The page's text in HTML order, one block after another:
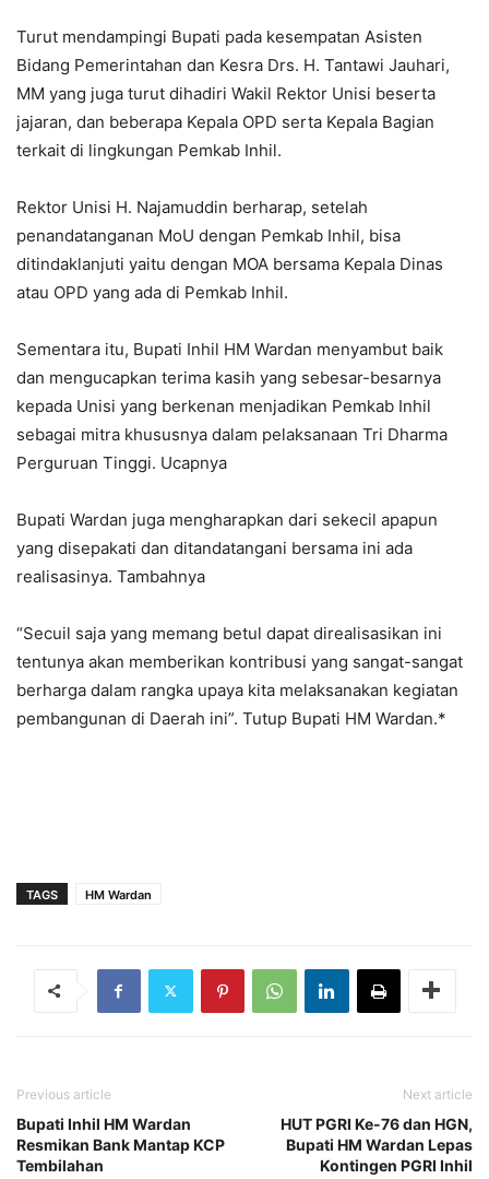
Turut mendampingi Bupati pada kesempatan Asisten
Bidang Pemerintahan dan Kesra Drs. H. Tantawi Jauhari,
MM yang juga turut dihadiri Wakil Rektor Unisi beserta
jajaran, dan beberapa Kepala OPD serta Kepala Bagian
terkait di lingkungan Pemkab Inhil.
Rektor Unisi H. Najamuddin berharap, setelah
penandatanganan MoU dengan Pemkab Inhil, bisa
ditindaklanjuti yaitu dengan MOA bersama Kepala Dinas
atau OPD yang ada di Pemkab Inhil.
Sementara itu, Bupati Inhil HM Wardan menyambut baik
dan mengucapkan terima kasih yang sebesar-besarnya
kepada Unisi yang berkenan menjadikan Pemkab Inhil
sebagai mitra khususnya dalam pelaksanaan Tri Dharma
Perguruan Tinggi. Ucapnya
Bupati Wardan juga mengharapkan dari sekecil apapun
yang disepakati dan ditandatangani bersama ini ada
realisasinya. Tambahnya
“Secuil saja yang memang betul dapat direalisasikan ini
tentunya akan memberikan kontribusi yang sangat-sangat
berharga dalam rangka upaya kita melaksanakan kegiatan
pembangunan di Daerah ini”. Tutup Bupati HM Wardan.*
TAGS HM Wardan
Previous article
Bupati Inhil HM Wardan
Resmikan Bank Mantap KCP
Tembilahan
Next article
HUT PGRI Ke-76 dan HGN,
Bupati HM Wardan Lepas
Kontingen PGRI Inhil